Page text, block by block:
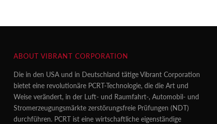
ABOUT VIBRANT CORPORATION
Die in den USA und in Deutschland tätige Vibrant Corporation
bietet eine revolutionäre PCRT-Technologie, die die Art und
Weise verändert, in der Luft- und Raumfahrt-, Automobil- und
Stromerzeugungsmärkte zerstörungsfreie Prüfungen (NDT)
durchführen. PCRT ist eine wirtschaftliche eigenständige